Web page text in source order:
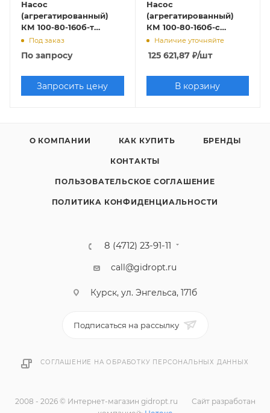
Насос
(агрегатированный)
КМ 100-80-160б-т
(7,5х3000), торцевое
уплотнение
Под заказ
По запросу
Запросить цену
Насос
(агрегатированный)
КМ 100-80-160б-с
(7,5х3000),
сальниковое
уплотнение
Наличие уточняйте
125 621,87₽/шт
В корзину
О КОМПАНИИ КАК КУПИТЬ БРЕНДЫ
КОНТАКТЫ
ПОЛЬЗОВАТЕЛЬСКОЕ СОГЛАШЕНИЕ
ПОЛИТИКА КОНФИДЕНЦИАЛЬНОСТИ
8 (4712) 23-91-11
call@gidropt.ru
Курск, ул. Энгельса, 171б
Подписаться на рассылку
СОГЛАШЕНИЕ НА ОБРАБОТКУ ПЕРСОНАЛЬНЫХ ДАННЫХ
2008 - 2026 © Интернет-магазин gidropt.ru
Сайт разработан